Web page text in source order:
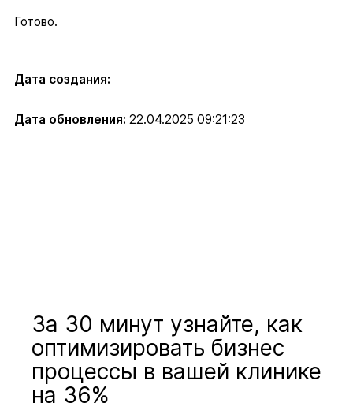
Готово.
Дата создания:
Дата обновления: 22.04.2025 09:21:23
За 30 минут узнайте, как
оптимизировать бизнес
процессы в вашей клинике
на 36%